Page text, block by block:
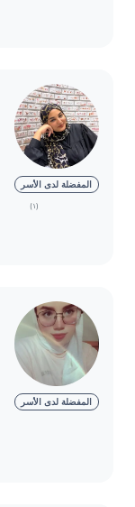
المفضلة لدى الأسر
(١)
المفضلة لدى الأسر